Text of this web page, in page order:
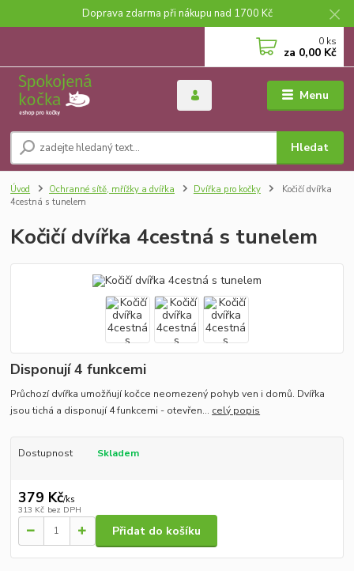
Doprava zdarma při nákupu nad 1700 Kč
Menu
Hledat
0 ks
za 0,00 Kč
Úvod Ochranné sítě, mřížky a dvířka Dvířka pro kočky
Kočičí dvířka
4cestná s tunelem
Kočičí dvířka 4cestná s tunelem
Disponují 4 funkcemi
Průchozí dvířka umožňují kočce neomezený pohyb ven i domů. Dvířka
jsou tichá a disponují 4 funkcemi - otevřen... celý popis
Dostupnost Skladem
379 Kč/ks
313 Kč bez DPH
Přidat do košíku